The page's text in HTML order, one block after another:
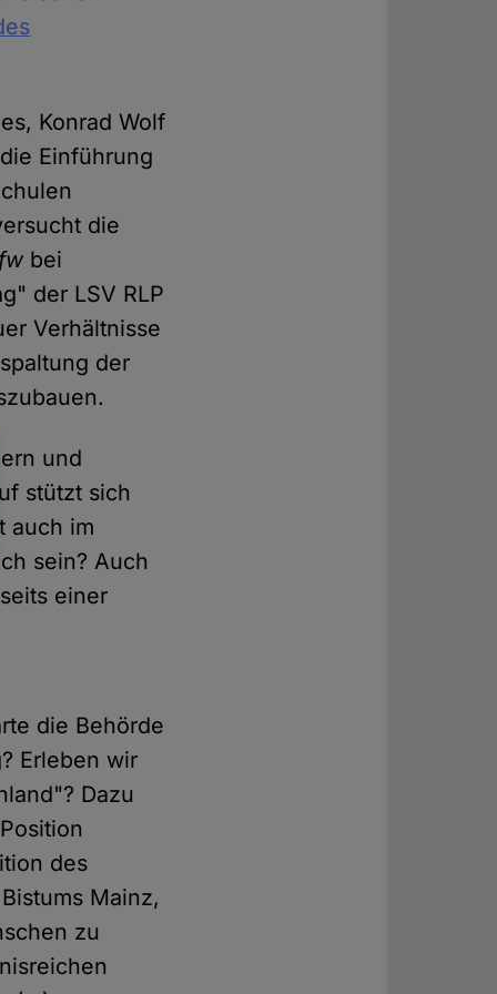
Konrad Wolf
Einführung
die
bei
der LSV RLP
Verhältnisse
der
und
stützt sich
auch im
sein? Auch
einer
die Behörde
Erleben wir
Dazu
des
Mainz,
zu